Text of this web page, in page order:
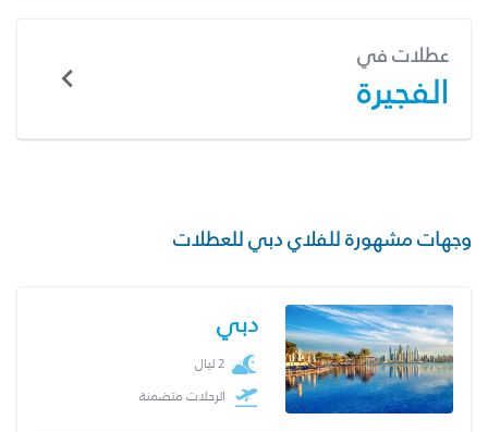
عطلات في
الفجيرة
وجهات مشهورة للفلاي دبي للعطلات
دبي
2 ليال
الرحلات متضمنة